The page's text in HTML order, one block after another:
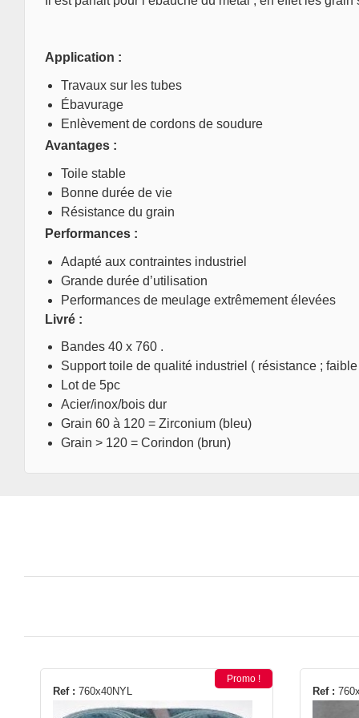
Application :
Travaux sur les tubes
Ébavurage
Enlèvement de cordons de soudure
Avantages :
Toile stable
Bonne durée de vie
Résistance du grain
Performances :
Adapté aux contraintes industriel
Grande durée d’utilisation
Performances de meulage extrêmement élevées
Livré :
Bandes 40 x 760 .
Support toile de qualité industriel ( résistance ;
Lot de 5pc
Acier/inox/bois dur
Grain 60 à 120 = Zirconium (bleu)
Grain > 120 = Corindon (brun)
Ref : 760x40NYL
Promo !
Ce
produit
Ref :
Ce